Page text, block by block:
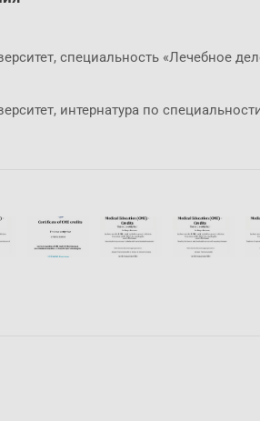
специальность «Лечебное
интернатура по